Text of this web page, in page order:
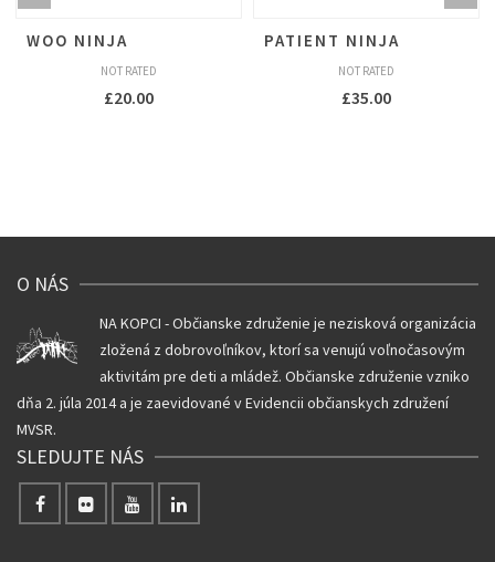
WOO NINJA
NOT RATED
£20.00
PATIENT NINJA
NOT RATED
£35.00
O NÁS
NA KOPCI - Občianske združenie je nezisková organizácia
zložená z dobrovoľníkov, ktorí sa venujú voľnočasovým
aktivitám pre deti a mládež. Občianske združenie vzniko
dňa 2. júla 2014 a je zaevidované v Evidencii občianskych združení
MVSR.
SLEDUJTE NÁS